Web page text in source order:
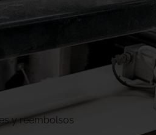
y reembolsos